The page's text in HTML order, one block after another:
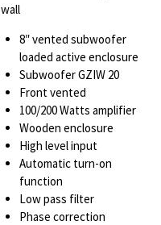
wall
8″ vented subwoofer
loaded active enclosure
Subwoofer GZIW 20
Front vented
100/200 Watts amplifier
Wooden enclosure
High level input
Automatic turn-on
function
Low pass filter
Phase correction